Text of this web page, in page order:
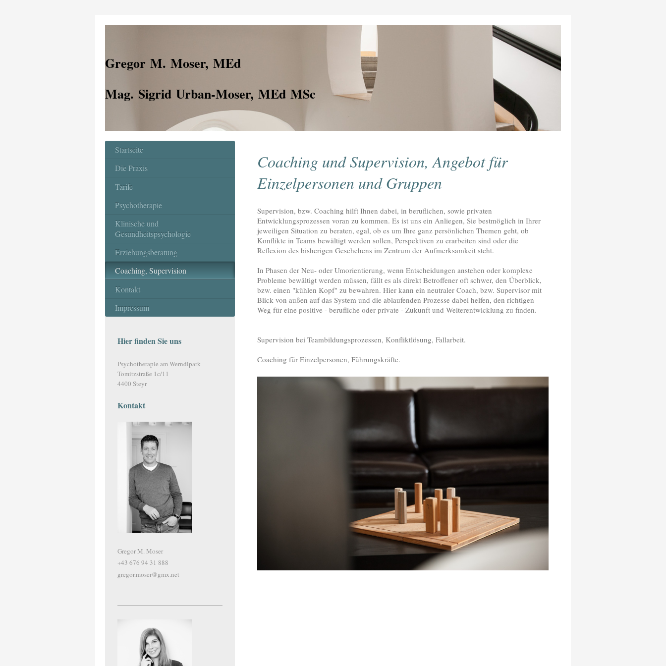
Gregor M. Moser, MEd
Mag. Sigrid Urban-Moser, MEd MSc
Coaching und Supervision, Angebot für
Einzelpersonen und Gruppen
Supervision, bzw. Coaching hilft Ihnen dabei, in beruflichen, sowie privaten
Entwicklungsprozessen voran zu kommen. Es ist uns ein Anliegen, Sie bestmöglich in Ihrer
jeweiligen Situation zu beraten, egal, ob es um Ihre ganz persönlichen Themen geht, ob
Konflikte in Teams bewältigt werden sollen, Perspektiven zu erarbeiten sind oder die
Reflexion des bisherigen Geschehens im Zentrum der Aufmerksamkeit steht.
In Phasen der Neu- oder Umorientierung, wenn Entscheidungen anstehen oder komplexe
Probleme bewältigt werden müssen, fällt es als direkt Betroffener oft schwer, den Überblick,
bzw. einen "kühlen Kopf" zu bewahren. Hier kann ein neutraler Coach, bzw. Supervisor mit
Blick von außen auf das System und die ablaufenden Prozesse dabei helfen, den richtigen
Weg für eine positive - berufliche oder private - Zukunft und Weiterentwicklung zu finden.
Supervision bei Teambildungsprozessen, Konfliktlösung, Fallarbeit.
Coaching für Einzelpersonen, Führungskräfte.
Startseite
Die Praxis
Tarife
Psychotherapie
Klinische und
Gesundheitspsychologie
Erziehungsberatung
Coaching, Supervision
Kontakt
Impressum
Hier finden Sie uns
Psychotherapie am Werndlpark
Tomitzstraße 1c/11
4400 Steyr
Kontakt
Gregor M. Moser
+43 676 94 31 888
gregor.moser@gmx.net